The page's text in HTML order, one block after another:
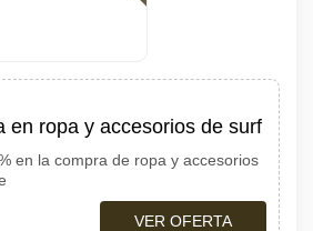
en ropa y accesorios de surf
en la compra de ropa y accesorios
VER OFERTA